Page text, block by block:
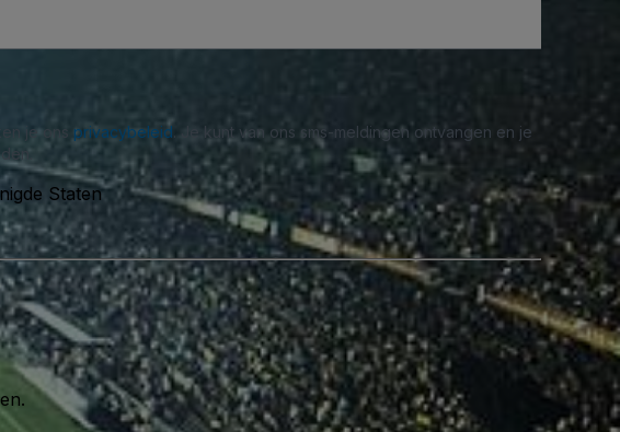
je ons privacybeleid . Je kunt van ons sms-meldingen ontvangen en je
Staten